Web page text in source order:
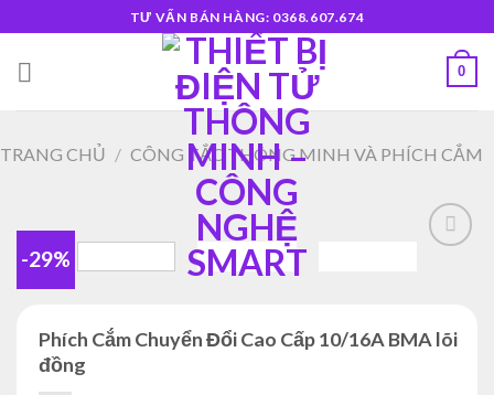
to
content
TƯ VẤN BÁN HÀNG: 0368.607.674
0
TRANG CHỦ / CÔNG TẮC THÔNG MINH VÀ PHÍCH CẮM
-29%
Phích Cắm Chuyển Đổi Cao Cấp 10/16A BMA lõi
đồng